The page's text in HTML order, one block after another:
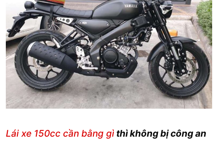
Lái xe 150cc cần bằng gì thì không bị công an